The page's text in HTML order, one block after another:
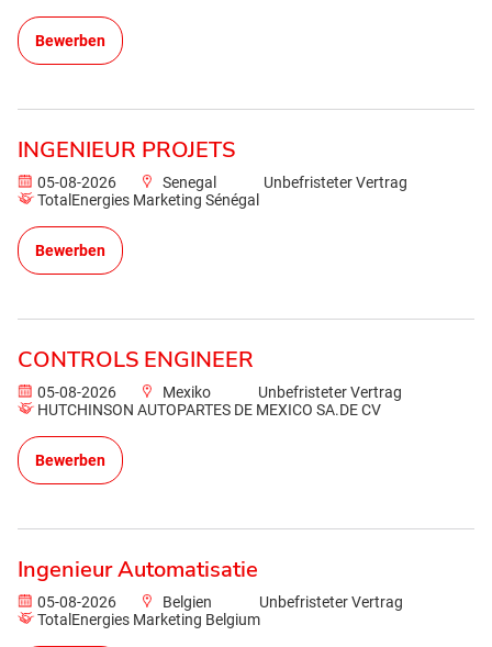
Bewerben
INGENIEUR PROJETS
05-08-2026 Senegal
Unbefristeter Vertrag
TotalEnergies Marketing Sénégal
Bewerben
CONTROLS ENGINEER
05-08-2026 Mexiko
Unbefristeter Vertrag
HUTCHINSON AUTOPARTES DE MEXICO SA.DE CV
Bewerben
Ingenieur Automatisatie
05-08-2026 Belgien
Unbefristeter Vertrag
TotalEnergies Marketing Belgium